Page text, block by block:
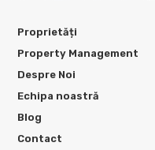
Proprietăți
Property Management
Despre Noi
Echipa noastră
Blog
Contact